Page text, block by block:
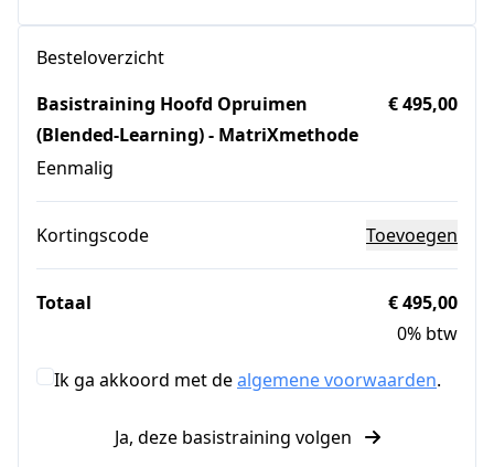
Besteloverzicht
Basistraining Hoofd Opruimen
(Blended-Learning) - MatriXmethode
Eenmalig
€ 495,00
Kortingscode Toevoegen
Totaal
€ 495,00
0% btw
Ik ga akkoord met dealgemene voorwaarden.
Ja, deze basistraining volgen